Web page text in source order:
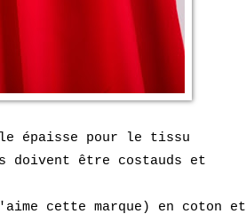
épaisse pour le tissu
doivent être costauds et
cette marque) en coton et